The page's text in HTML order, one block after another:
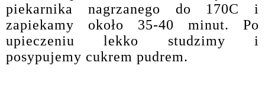
piekarnika nagrzanego do 170C i
zapiekamy około 35-40 minut. Po
upieczeniu lekko studzimy i
posypujemy cukrem pudrem.